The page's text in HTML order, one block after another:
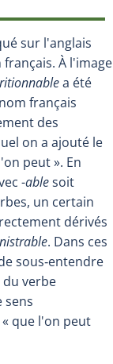
sur l'anglais
français. À l'image
a été
français
des
on a ajouté le
peut ». En
-ablesoit
un certain
dérivés
. Dans ces
sous‑entendre
verbe
sens
que l'on peut